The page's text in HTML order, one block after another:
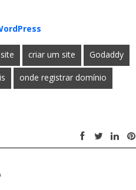
criar um site Godaddy
onde registrar domínio